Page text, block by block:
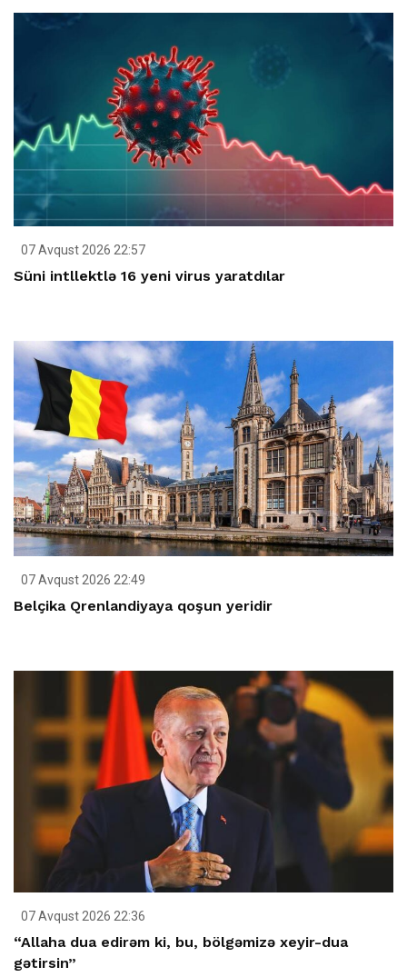
07 Avqust 2026 22:57
Süni intllektlə 16 yeni virus yaratdılar
07 Avqust 2026 22:49
Belçika Qrenlandiyaya qoşun yeridir
07 Avqust 2026 22:36
“Allaha dua edirəm ki, bu, bölgəmizə xeyir-dua
gətirsin”